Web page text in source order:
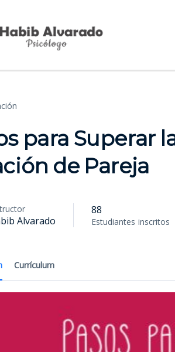
para Superar
de Pareja
Alvarado
88
Estudiantes inscritos
Currículum